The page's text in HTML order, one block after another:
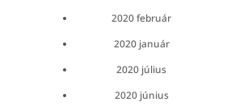
2020 február
2020 január
2020 július
2020 június